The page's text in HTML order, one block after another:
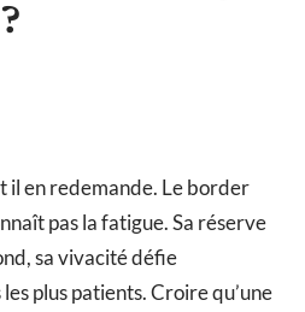
il en redemande. Le border
pas la fatigue. Sa réserve
sa vivacité défie
plus patients. Croire qu’une